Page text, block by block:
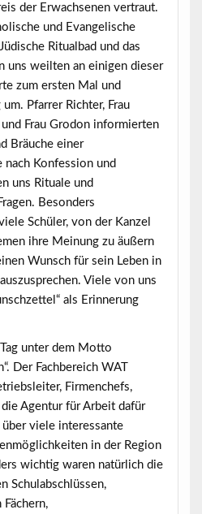
der Erwachsenen vertraut.
und Evangelische
Ritualbad und das
uns weilten an einigen dieser
zum ersten Mal und
Pfarrer Richter, Frau
Frau Grodon informierten
Bräuche einer
nach Konfession und
uns Rituale und
Besonders
Schüler, von der Kanzel
ihre Meinung zu äußern
Wunsch für sein Leben in
Viele von uns
als Erinnerung
unter dem Motto
. Der Fachbereich WAT
Firmenchefs,
Agentur für Arbeit dafür
viele interessante
in der Region
wichtig waren natürlich die
Schulabschlüssen,